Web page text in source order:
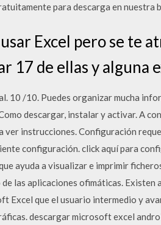
para descarga en nuestra
Excel pero se te
17 de ellas y alguna
10 /10. Puedes organizar mucha
descargar, instalar y activar. A
ver instrucciones. Configuración
configuración. click aquí para
ayuda a visualizar e imprimir
las aplicaciones ofimáticas.
Excel que el usuario intermedio y
descargar microsoft excel